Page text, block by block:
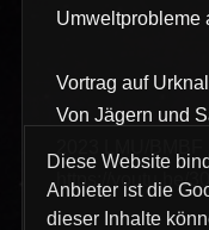
Umweltprobleme
Vortrag auf
Von Jägern und
https://youtu.be/
Diese Website
Anbieter ist die
dieser Inhalte